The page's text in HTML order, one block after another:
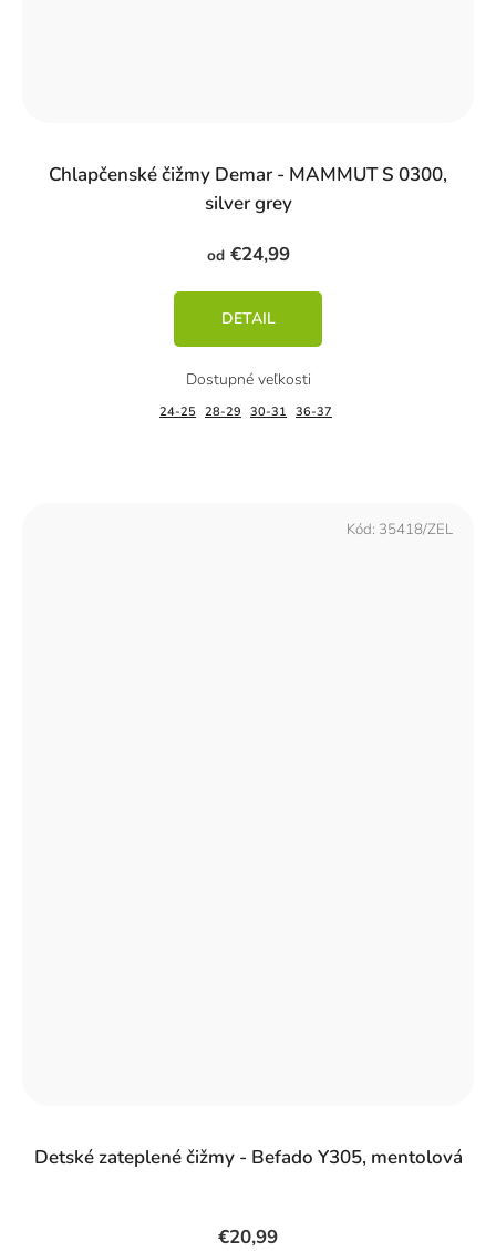
Chlapčenské čižmy Demar - MAMMUT S 0300,
silver grey
od€24,99
DETAIL
24-25 28-29 30-31 36-37
Detské zateplené čižmy - Befado Y305, mentolová
€20,99
Kód: 35418/ZEL